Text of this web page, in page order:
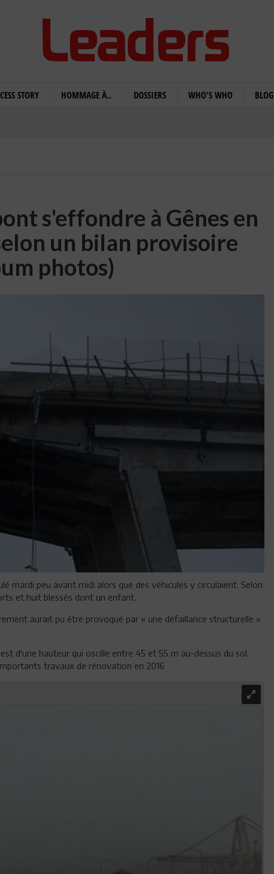
STORY HOMMAGE À.. DOSSIERS WHO'S WHO BLOG
s'effondre à Gênes en
un bilan provisoire
photos)
mardi peu avant midi alors que des véhicules y circulaient. Selon
et huit blessés dont un enfant.
aurait pu être provoqué par « une défaillance structurelle »
d'une hauteur qui oscille entre 45 et 55 m au-dessus du sol.
travaux de rénovation en 2016